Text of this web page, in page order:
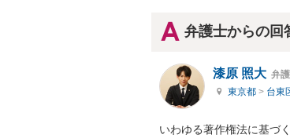
弁護士からの回
漆原 照大 弁
東京都 > 台東
いわゆる著作権法に基づ